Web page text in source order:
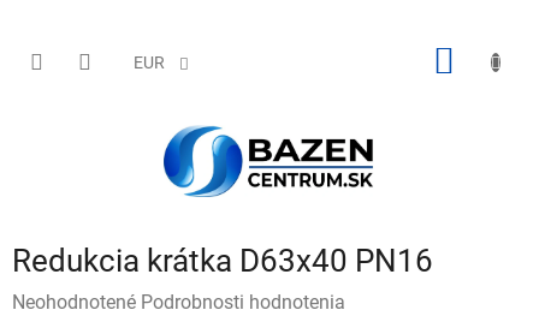
obsah
EUR
Redukcia krátka D63x40 PN16
Priemerné
Neohodnotené Podrobnosti hodnotenia